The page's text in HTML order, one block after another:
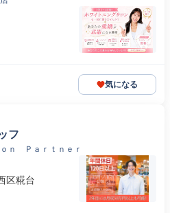
気になる
フ
ｎ Ｐａｒｔｎｅｒ
区糀台